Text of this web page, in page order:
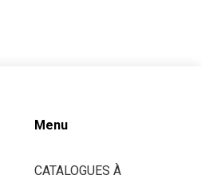
Menu
CATALOGUES À